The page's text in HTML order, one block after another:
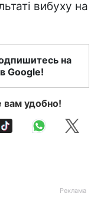
вибуху на
на
Google!
вам удобно!